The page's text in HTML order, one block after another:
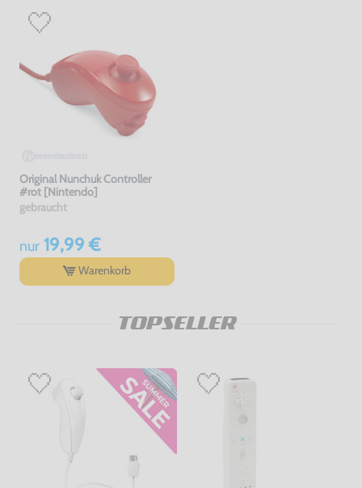
Original Nunchuk Controller
#rot [Nintendo]
gebraucht
nur19,99 €
Warenkorb
TOPSELLER